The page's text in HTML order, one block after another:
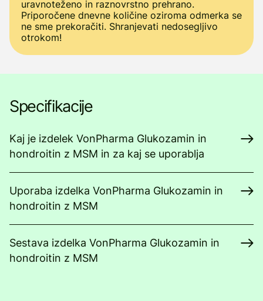
uravnoteženo in raznovrstno prehrano.
Priporočene dnevne količine oziroma odmerka se
ne sme prekoračiti. Shranjevati nedosegljivo
otrokom!
Specifikacije
Kaj je izdelek VonPharma Glukozamin in
hondroitin z MSM in za kaj se uporablja
Uporaba izdelka VonPharma Glukozamin in
hondroitin z MSM
Sestava izdelka VonPharma Glukozamin in
hondroitin z MSM